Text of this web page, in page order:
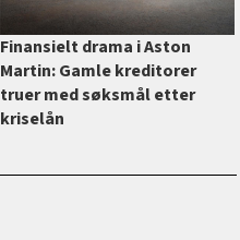
Finansielt drama i Aston
Martin: Gamle kreditorer
truer med søksmål etter
kriselån